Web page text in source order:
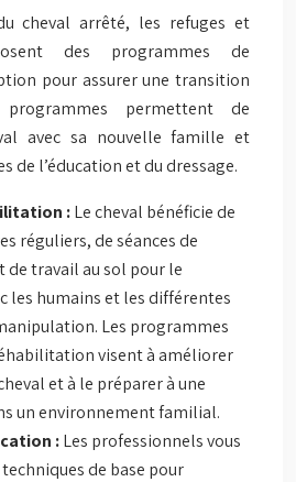
cheval arrêté, les refuges et
des programmes de
pour assurer une transition
permettent de
avec sa nouvelle famille et
de l’éducation et du dressage.
:Le cheval bénéficie de
réguliers, de séances de
travail au sol pour le
les humains et les différentes
Les programmes
visent à améliorer
et à le préparer à une
un environnement familial.
:Les professionnels vous
de base pour